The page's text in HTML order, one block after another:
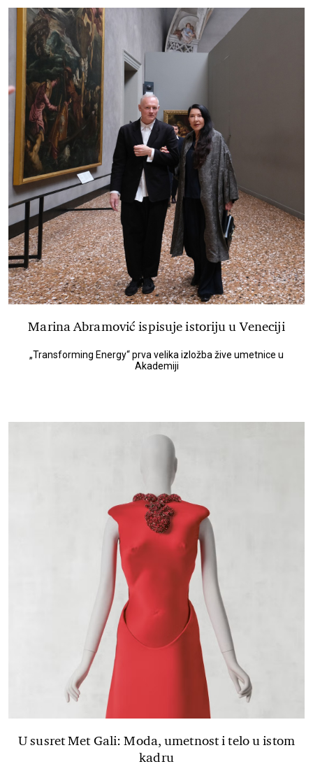
Marina Abramović ispisuje istoriju u Veneciji
„Transforming Energy“ prva velika izložba žive umetnice u
Akademiji
U susret Met Gali: Moda, umetnost i telo u istom
kadru